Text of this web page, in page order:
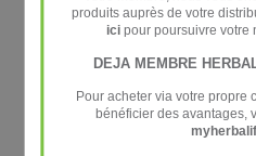
jour, au besoin. A consommer
l’activité physique.
Nous garantissons que
est méticuleusement contrôlé
par rapport aux substances
vérifier la traçabilité au moyen
produits auprès de votre
icipour poursuivre votre
DEJA MEMBRE
Pour acheter via votre propre
bénéficier des avantages,